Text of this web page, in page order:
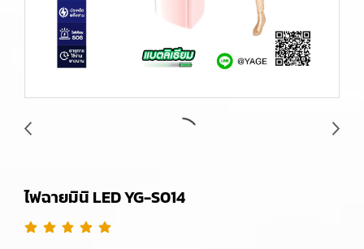
ไฟฉายมินิ LED YG-S014